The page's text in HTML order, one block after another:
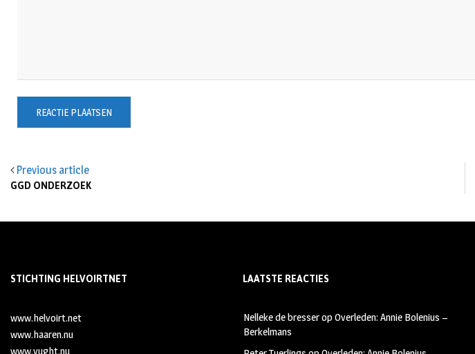
Previous article
GGD ONDERZOEK
STICHTING HELVOIRTNET
www.helvoirt.net
www.haaren.nu
www.vught.nu
LAATSTE REACTIES
Nelleke de bresseropOverleden: Annie Bolenius –
Berkelmans